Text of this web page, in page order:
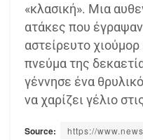
«κλασική». Μια
ατάκες που έγραψαν
αστείρευτο χιούμορ
πνεύμα της
γέννησε ένα
να χαρίζει γέλιο
Source: https://